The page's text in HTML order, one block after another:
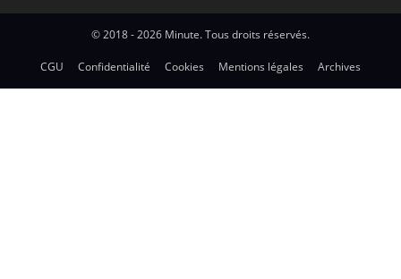
© 2018 - 2026 Minute. Tous droits réservés.
CGU Confidentialité Cookies Mentions légales Archives